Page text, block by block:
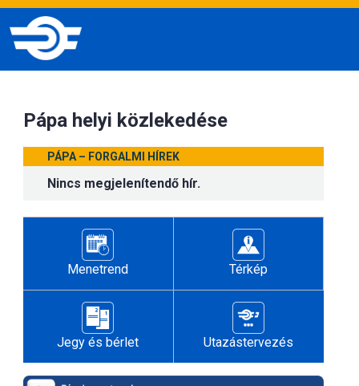
Pápa helyi közlekedése
PÁPA – FORGALMI HÍREK
Nincs megjelenítendő hír.
Menetrend Térkép
Jegy és bérlet Utazástervezés